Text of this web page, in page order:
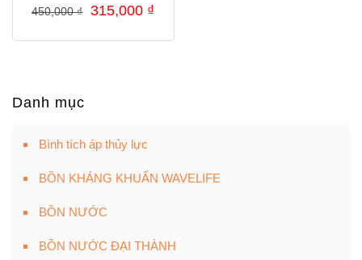
450,000₫
Giá
315,000 ₫
Danh mục
Bình tích áp thủy lực
BỒN KHÁNG KHUẨN WAVELIFE
BỒN NƯỚC
BỒN NƯỚC ĐẠI THÀNH